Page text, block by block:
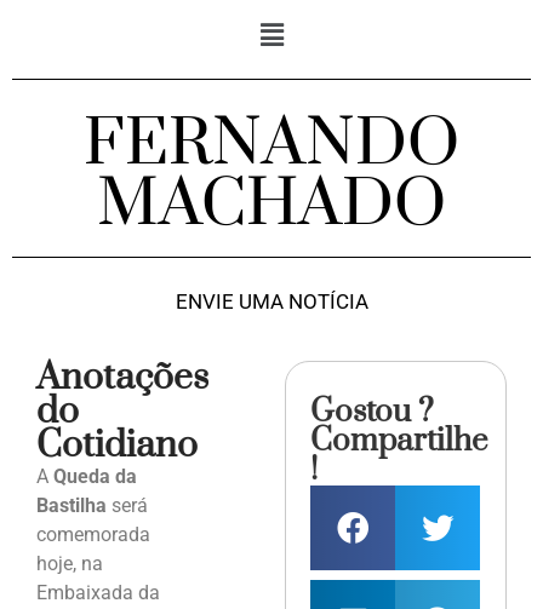
FERNANDO
MACHADO
ENVIE UMA NOTÍCIA
Anotações
do
Cotidiano
A Queda da
Bastilha será
comemorada
hoje, na
Embaixada da
Gostou ?
Compartilhe
!